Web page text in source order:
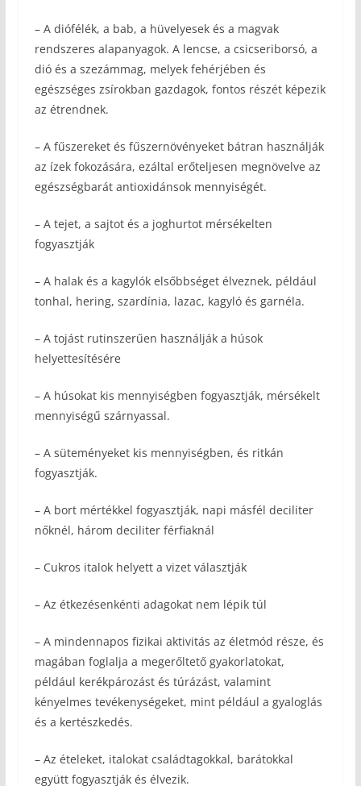
– A diófélék, a bab, a hüvelyesek és a magvak
rendszeres alapanyagok. A lencse, a csicseriborsó, a
dió és a szezámmag, melyek fehérjében és
egészséges zsírokban gazdagok, fontos részét képezik
az étrendnek.
– A fűszereket és fűszernövényeket bátran használják
az ízek fokozására, ezáltal erőteljesen megnövelve az
egészségbarát antioxidánsok mennyiségét.
– A tejet, a sajtot és a joghurtot mérsékelten
fogyasztják
– A halak és a kagylók elsőbbséget élveznek, például
tonhal, hering, szardínia, lazac, kagyló és garnéla.
– A tojást rutinszerűen használják a húsok
helyettesítésére
– A húsokat kis mennyiségben fogyasztják, mérsékelt
mennyiségű szárnyassal.
– A süteményeket kis mennyiségben, és ritkán
fogyasztják.
– A bort mértékkel fogyasztják, napi másfél deciliter
nőknél, három deciliter férfiaknál
– Cukros italok helyett a vizet választják
– Az étkezésenkénti adagokat nem lépik túl
– A mindennapos fizikai aktivitás az életmód része, és
magában foglalja a megerőltető gyakorlatokat,
például kerékpározást és túrázást, valamint
kényelmes tevékenységeket, mint például a gyaloglás
és a kertészkedés.
– Az ételeket, italokat családtagokkal, barátokkal
együtt fogyasztják és élvezik.